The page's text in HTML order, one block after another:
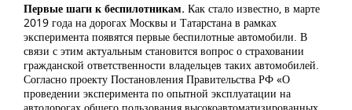
Первые шаги к беспилотникам. Как стало известно, в марте
2019 года на дорогах Москвы и Татарстана в рамках
эксперимента появятся первые беспилотные автомобили. В
связи с этим актуальным становится вопрос о страховании
гражданской ответственности владельцев таких автомобилей.
Согласно проекту Постановления Правительства РФ «О
проведении эксперимента по опытной эксплуатации на